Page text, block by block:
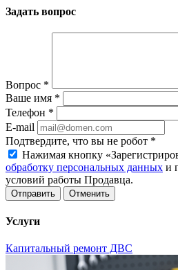
Задать вопрос
Вопрос *
Ваше имя *
Телефон *
E-mail
Подтвердите, что вы не робот *
Нажимая кнопку
обработку персональных данных и
условий работы Продавца.
Отменить
Услуги
Капитальный ремонт ДВС